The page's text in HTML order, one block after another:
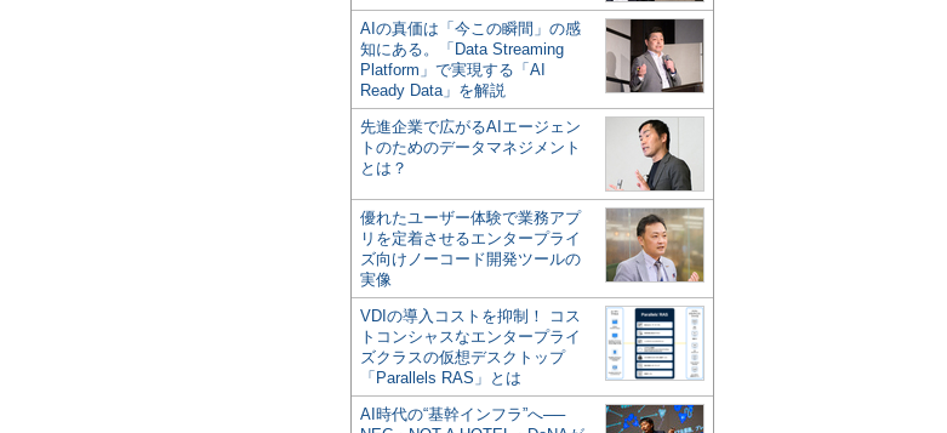
AIの真価は「今この瞬間」の感
知にある。「Data Streaming
Platform」で実現する「AI
Ready Data」を解説
先進企業で広がるAIエージェン
トのためのデータマネジメント
とは？
優れたユーザー体験で業務アプ
リを定着させるエンタープライ
ズ向けノーコード開発ツールの
実像
VDIの導入コストを抑制！ コス
トコンシャスなエンタープライ
ズクラスの仮想デスクトップ
「Parallels RAS」とは
AI時代の“基幹インフラ”へ──